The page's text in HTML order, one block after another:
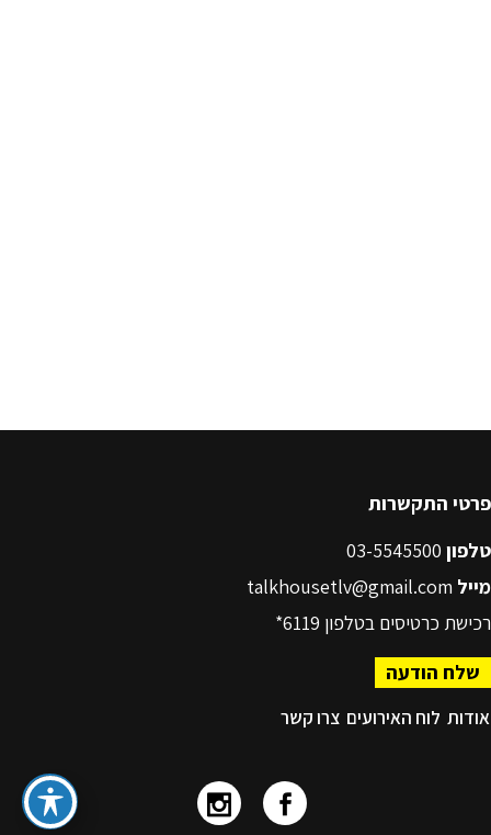
פרטי התקשרות
טלפון
מייל talkhousetlv@gmail.com
רכישת כרטיסים בטלפון 6119*
שלח הודעה
אודות לוח האירועים צרו קשר